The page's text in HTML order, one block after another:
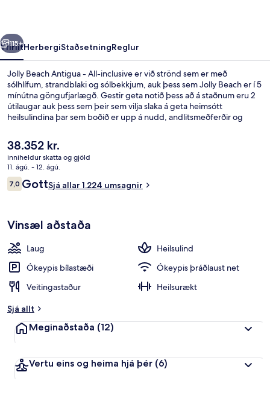
Næsta
115+
YfirlitHerbergiStaðsetningReglur
Jolly Beach Antigua - All-inclusive er við strönd sem er með
sólhlífum, strandblaki og sólbekkjum, auk þess sem Jolly Beach er í 5
mínútna göngufjarlægð. Gestir geta notið þess að á staðnum eru 2
útilaugar auk þess sem þeir sem vilja slaka á geta heimsótt
heilsulindina þar sem boðið er upp á nudd, andlitsmeðferðir og
er að velja um. Þar er ítölsk matargerðarlist í hávegum höfð og er
boðið upp á hádegisverð og kvöldverð. Meðal annarra þæginda á
þessum orlofsstað með öllu inniföldu eru 3 barir/setustofur, bar við
sundlaugarbakkann og líkamsræktaraðstaða. Sundlaugin og
hjálpsamt starfsfólk eru meðal helstu kosta gististaðarins að mati
ferðamanna sem hafa heimsótt hann.
Núverandi
verð
er
38.352 kr.
38.352 kr.
inniheldur skatta og gjöld
11. ágú. - 12. ágú.
Umsagnir
7,07,0 af 10
GottSjá allar 1.224 umsagnir
Vinsæl aðstaða
Laug
Heilsulind
Ókeypis bílastæði
Ókeypis þráðlaust net
Veitingastaður
Heilsurækt
Sjá allt
Meginaðstaða (12)
Vertu eins og heima hjá þér (6)